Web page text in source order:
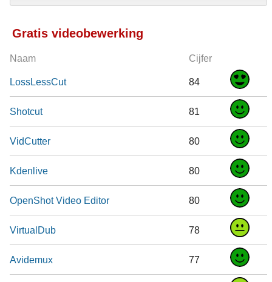
Gratis videobewerking
Naam Cijfer
LossLessCut 84
Shotcut 81
VidCutter 80
Kdenlive 80
OpenShot Video Editor 80
VirtualDub 78
Avidemux 77